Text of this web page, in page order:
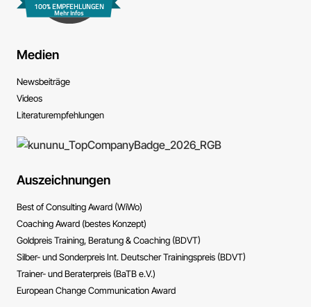
100% EMPFEHLUNGEN
Mehr Infos
Medien
News­beiträge
Videos
Literatur­empfehlungen
Auszeichnungen
Best of Consulting Award (WiWo)
Coaching Award (bestes Konzept)
Goldpreis Training, Beratung & Coaching (BDVT)
Silber- und Sonderpreis Int. Deutscher Trainingspreis (BDVT)
Trainer- und Beraterpreis (BaTB e.V.)
European Change Communication Award